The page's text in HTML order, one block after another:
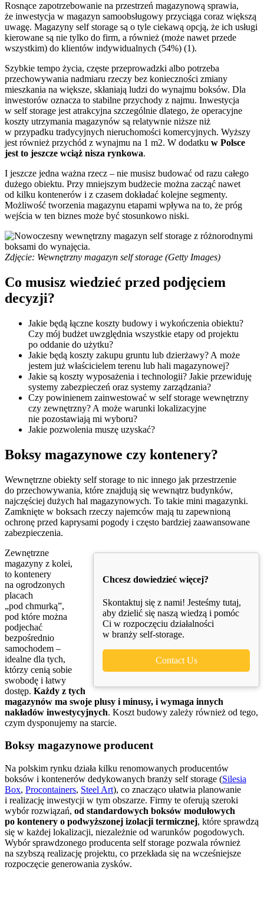
Rosnące zapotrzebowanie na przestrzeń magazynową sprawia,
że inwestycja w magazyn samoobsługowy przyciąga coraz większą
uwagę. Magazyny self storage są o tyle ciekawą opcją, że ich usługi
kierowane są nie tylko do firm, a również (może nawet przede
wszystkim) do klientów indywidualnych (54%) (1).
Szybkie tempo życia, częste przeprowadzki albo potrzeba
przechowywania nadmiaru rzeczy bez konieczności zmiany
mieszkania na większe, skłaniają ludzi do wynajmu boksów. Dla
inwestorów oznacza to stabilne przychody z najmu. Inwestycja
w self storage jest atrakcyjna szczególnie dlatego, że operacyjne
koszty utrzymania magazynów są relatywnie niższe niż
w przypadku tradycyjnych nieruchomości komercyjnych. Wyższy
jest również przychód z wynajmu na 1 m2. W dodatku w Polsce
jest to jeszcze wciąż nisza rynkowa.
I jeszcze jedna ważna rzecz – nie musisz budować od razu całego
dużego obiektu. Przy mniejszym budżecie można zacząć nawet
od kilku kontenerów i z czasem dokładać kolejne segmenty.
Możliwość tworzenia magazynu etapami wpływa na to, że próg
wejścia w ten biznes może być stosunkowo niski.
Zdjęcie: Wewnętrzny magazyn self storage (Getty Images)
Co musisz wiedzieć przed podjęciem
decyzji?
Jakie będą łączne koszty budowy i wykończenia obiektu?
Czy mój budżet uwzględnia wszystkie etapy od projektu
po oddanie do użytku?
Jakie będą koszty zakupu gruntu lub dzierżawy? A może
jestem już właścicielem terenu lub hali magazynowej?
Jakie są koszty wyposażenia i technologii? Jakie przewiduję
systemy zabezpieczeń oraz systemy zarządzania?
Czy powinienem zainwestować w self storage wewnętrzny
czy zewnętrzny? A może warunki lokalizacyjne
nie pozostawiają mi wyboru?
Jakie pozwolenia muszę uzyskać?
Boksy magazynowe czy kontenery?
Wewnętrzne obiekty self storage to nic innego jak przestrzenie
do przechowywania, które znajdują się wewnątrz budynków,
najczęściej dużych hal magazynowych. To takie mini magazynki.
Zamknięte w boksach rzeczy najemców mają tu zapewnioną
ochronę przed kaprysami pogody i często bardziej zaawansowane
zabezpieczenia.
Chcesz dowiedzieć więcej?
Skontaktuj się z nami! Jesteśmy tutaj,
aby dzielić się naszą wiedzą i pomóc
Ci w rozpoczęciu działalności
w branży self-storage.
Contact Us
Zewnętrzne
magazyny z kolei,
to kontenery
na ogrodzonych
placach
„pod chmurką”,
pod które można
podjechać
bezpośrednio
samochodem –
idealne dla tych,
którzy cenią sobie
swobodę i łatwy
dostęp. Każdy z tych
magazynów ma swoje plusy i minusy, i wymaga innych
nakładów inwestycyjnych. Koszt budowy zależy również od tego,
czym dysponujemy na starcie.
Boksy magazynowe producent
Na polskim rynku działa kilku renomowanych producentów
boksów i kontenerów dedykowanych branży self storage (Silesia
Box, Procontainers, Steel Art), co znacząco ułatwia planowanie
i realizację inwestycji w tym obszarze. Firmy te oferują szeroki
wybór rozwiązań, od standardowych boksów modułowych
po kontenery o podwyższonej izolacji termicznej, które sprawdzą
się w każdej lokalizacji, niezależnie od warunków pogodowych.
Wybór sprawdzonego producenta self storage pozwala również
na szybszą realizację projektu, co przekłada się na wcześniejsze
rozpoczęcie generowania zysków.